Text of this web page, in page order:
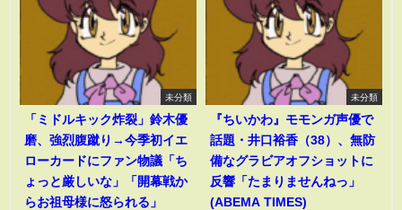
未分類
「ミドルキック炸裂」鈴木優
磨、強烈腹蹴り→今季初イエ
ローカードにファン物議「ち
ょっと厳しいな」「開幕戦か
らお祖母様に怒られる」
未分類
『ちいかわ』モモンガ声優で
話題・井口裕香（38）、無防
備なグラビアオフショットに
反響「たまりませんねっ」
(ABEMA TIMES)